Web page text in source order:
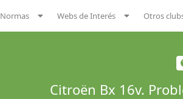
Normas Webs de Interés Otros
Citroën Bx 16v.